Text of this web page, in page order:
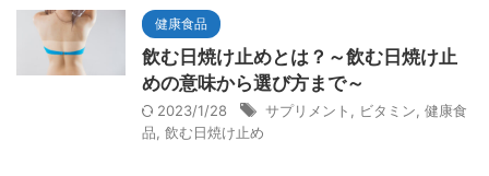
健康食品
飲む日焼け止めとは？～飲む日焼け止
めの意味から選び方まで～
2023/1/28 サプリメント ビタミン 健康食
品 飲む日焼け止め